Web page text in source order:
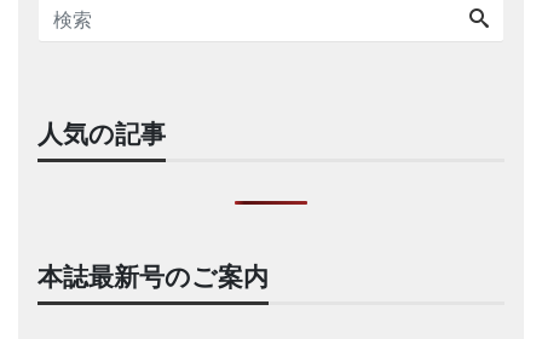
人気の記事
本誌最新号のご案内